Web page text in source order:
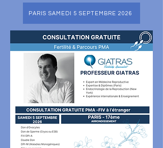
PARIS SAMEDI 5 SEPTEMBRE 2026